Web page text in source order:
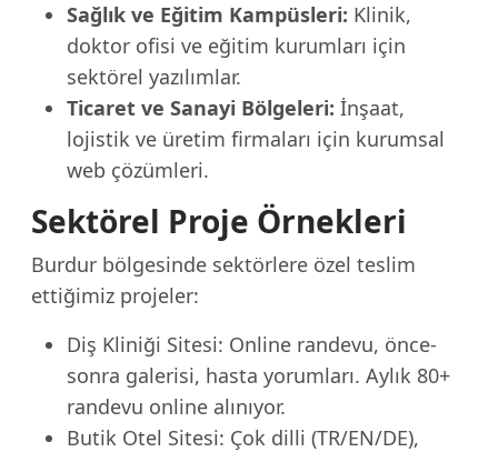
Sağlık ve Eğitim Kampüsleri: Klinik,
doktor ofisi ve eğitim kurumları için
sektörel yazılımlar.
Ticaret ve Sanayi Bölgeleri: İnşaat,
lojistik ve üretim firmaları için kurumsal
web çözümleri.
Sektörel Proje Örnekleri
Burdur bölgesinde sektörlere özel teslim
ettiğimiz projeler:
Diş Kliniği Sitesi: Online randevu, önce-
sonra galerisi, hasta yorumları. Aylık 80+
randevu online alınıyor.
Butik Otel Sitesi: Çok dilli (TR/EN/DE),